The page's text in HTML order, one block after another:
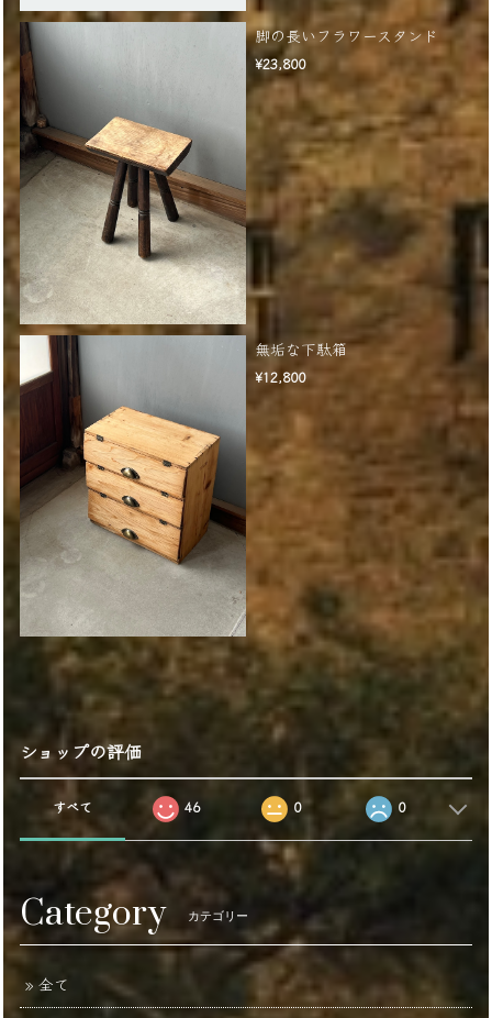
脚の長いフラワースタンド
¥23,800
無垢な下駄箱
¥12,800
ショップの評価
すべて 46 0 0
Category カテゴリー
全て